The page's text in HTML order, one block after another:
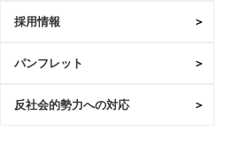
採用情報
パンフレット
反社会的勢力への対応